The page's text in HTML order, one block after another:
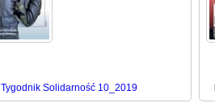
Tygodnik Solidarność 10_2019